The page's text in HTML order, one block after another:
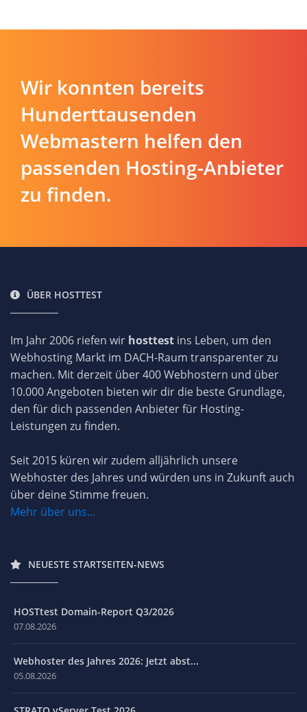
Wir konnten bereits
Hunderttausenden
Webmastern helfen den
passenden Hosting-Anbieter
zu finden.
ÜBER HOSTTEST
Im Jahr 2006 riefen wir hosttest ins Leben, um den
Webhosting Markt im DACH-Raum transparenter zu
machen. Mit derzeit über 400 Webhostern und über
10.000 Angeboten bieten wir dir die beste Grundlage,
den für dich passenden Anbieter für Hosting-
Leistungen zu finden.
Seit 2015 küren wir zudem alljährlich unsere
Webhoster des Jahres und würden uns in Zukunft auch
über deine Stimme freuen.
Mehr über uns...
NEUESTE STARTSEITEN-NEWS
HOSTtest Domain-Report Q3/2026
07.08.2026
Webhoster des Jahres 2026: Jetzt abst...
05.08.2026